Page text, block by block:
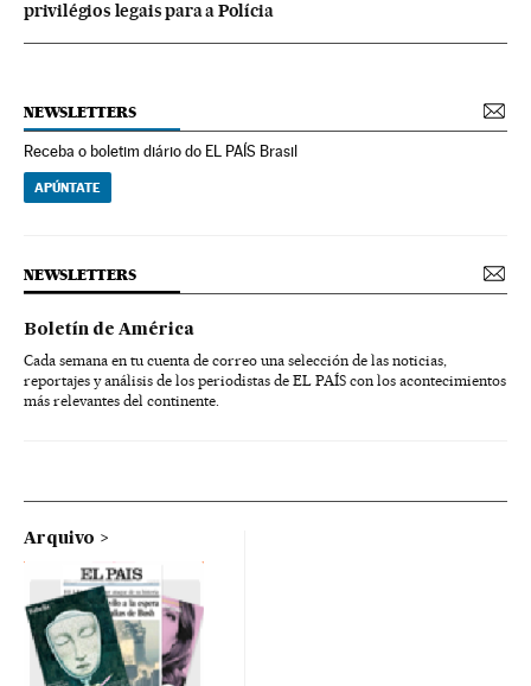
privilégios legais para a Polícia
NEWSLETTERS
Receba o boletim diário do EL PAÍS Brasil
APÚNTATE
NEWSLETTERS
Boletín de América
Cada semana en tu cuenta de correo una selección de las noticias,
reportajes y análisis de los periodistas de EL PAÍS con los acontecimientos
más relevantes del continente.
Arquivo